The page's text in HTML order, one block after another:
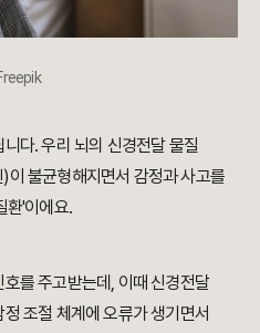
다. 우리 뇌의 신경전달 물질
이 불균형해지면서 감정과 사고를
환'이에요.
를 주고받는데, 이때 신경전달
조절 체계에 오류가 생기면서